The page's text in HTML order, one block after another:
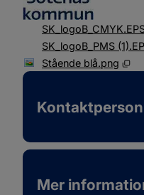
SK_logoB_PMS
Stående blå.png
Kontaktperson
Mer